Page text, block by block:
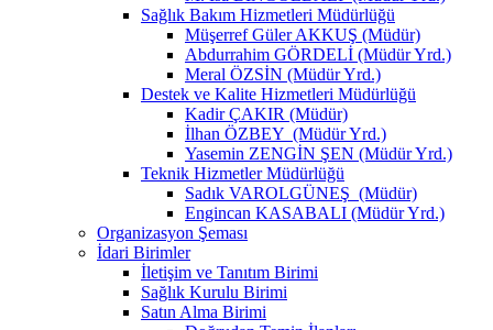
Sağlık Bakım Hizmetleri Müdürlüğü
Müşerref Güler AKKUŞ (Müdür)
Abdurrahim GÖRDELİ (Müdür Yrd.)
Meral ÖZSİN (Müdür Yrd.)
Destek ve Kalite Hizmetleri Müdürlüğü
Kadir ÇAKIR (Müdür)
İlhan ÖZBEY (Müdür Yrd.)
Yasemin ZENGİN ŞEN (Müdür Yrd.)
Teknik Hizmetler Müdürlüğü
Sadık VAROLGÜNEŞ (Müdür)
Engincan KASABALI (Müdür Yrd.)
Organizasyon Şeması
İdari Birimler
İletişim ve Tanıtım Birimi
Sağlık Kurulu Birimi
Satın Alma Birimi